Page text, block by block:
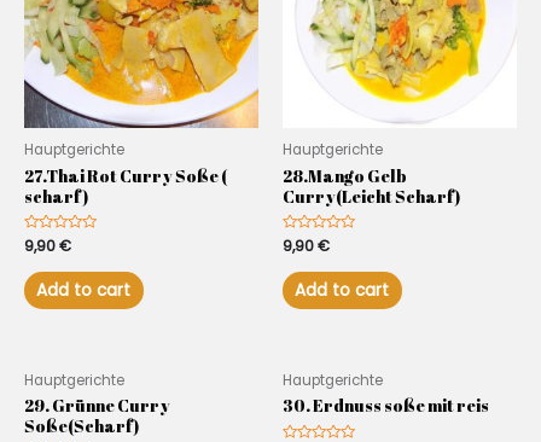
Hauptgerichte
27.Thai Rot Curry Soße (
scharf )
Rated
0
out
of
5
9,90€
Add to cart
Hauptgerichte
28.Mango Gelb
Curry(Leicht Scharf)
Rated
0
out
of
5
9,90€
Add to cart
Hauptgerichte
29. Grünne Curry
Soße(Scharf)
Hauptgerichte
30. Erdnuss soße mit reis